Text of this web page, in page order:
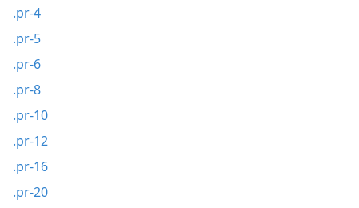
.pr-4
.pr-5
.pr-6
.pr-8
.pr-10
.pr-12
.pr-16
.pr-20